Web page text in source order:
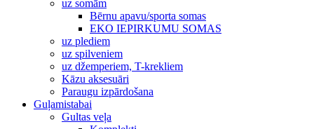
uz somām
Bērnu apavu/sporta somas
EKO IEPIRKUMU SOMAS
uz plediem
uz spilveniem
uz džemperiem, T-krekliem
Kāzu aksesuāri
Paraugu izpārdošana
Guļamistabai
Gultas veļa